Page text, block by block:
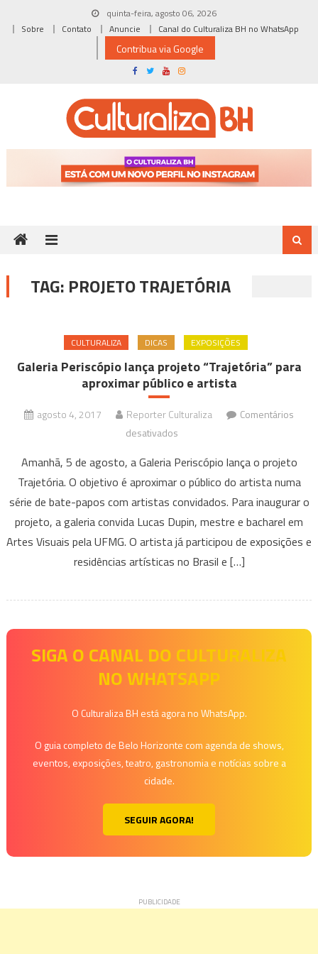
quinta-feira, agosto 06, 2026
Sobre
Contato Anuncie Canal do Culturaliza BH no WhatsApp
Contribua via Google
TAG: PROJETO TRAJETÓRIA
CULTURALIZA DICAS EXPOSIÇÕES
Galeria Periscópio lança projeto “Trajetória” para
aproximar público e artista
agosto 4, 2017 Reporter Culturaliza
Comentários
desativados
Periscópio
lança
projeto
“Trajetória”
para
aproximar
Amanhã, 5 de agosto, a Galeria Periscópio lança o projeto
Trajetória. O objetivo é aproximar o público do artista numa
série de bate-papos com artistas convidados. Para inaugurar o
projeto, a galeria convida Lucas Dupin, mestre e bacharel em
Artes Visuais pela UFMG. O artista já participou de exposições e
residências artísticas no Brasil e […]
SIGA O CANAL DO CULTURALIZA
NO WHATSAPP
O Culturaliza BH está agora no WhatsApp.
O guia completo de Belo Horizonte com agenda de shows,
eventos, exposições, teatro, gastronomia e notícias sobre a
cidade.
SEGUIR AGORA!